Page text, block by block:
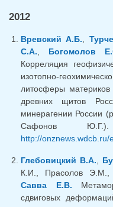
2012
Вревский А.Б.
С.А.
Богомолов
Корреляция
изотопно-
литосферы материков
древних щитов
минерагении России
Сафонов
http://
Глебовицкий В.А.
К.И., Прасолов Э.М.,
Савва Е.В.
сдвиговых